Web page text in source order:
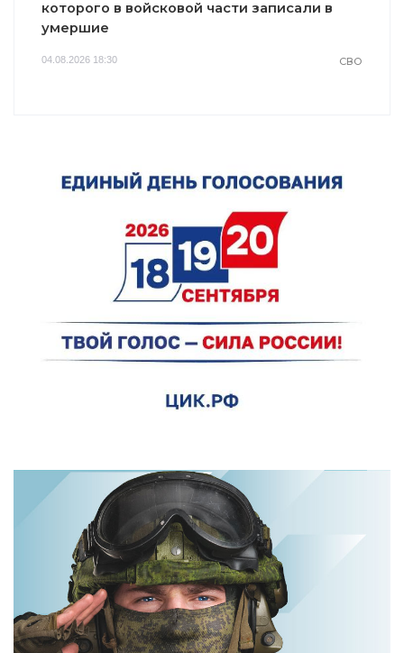
которого в войсковой части записали в
умершие
04.08.2026 18:30 СВО